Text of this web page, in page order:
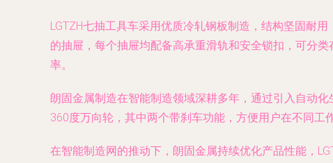
LGTZH七抽工具车采用优质冷轧钢板制造，结构坚固耐
的抽屉，每个抽屉均配备高承重滑轨和安全锁扣，可分
率。
朗固金属制造在智能制造领域深耕多年，通过引入自动
360度万向轮，其中两个带刹车功能，方便用户在不同工
在智能制造网的推动下，朗固金属持续优化产品性能，